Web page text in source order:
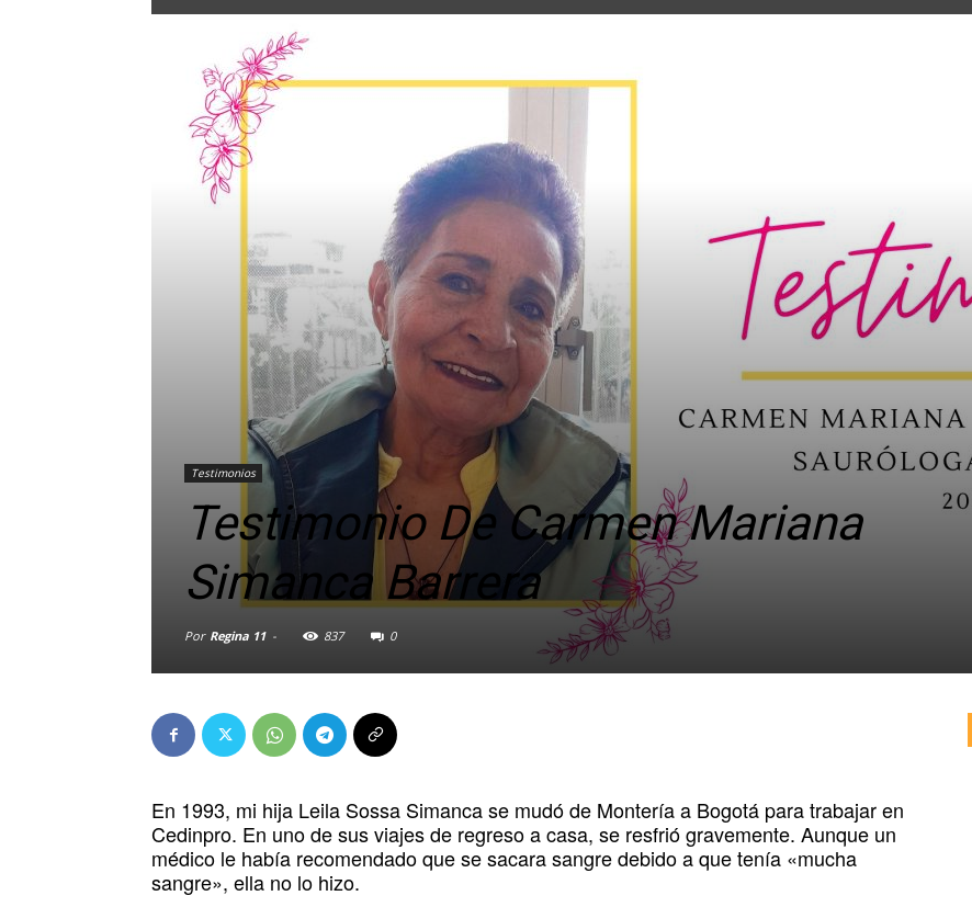
Testimonios
Testimonio De Carmen Mariana
Simanca Barrera
Por Regina 11 - 837 0
En 1993, mi hija Leila Sossa Simanca se mudó de Montería a Bogotá para trabajar en
Cedinpro. En uno de sus viajes de regreso a casa, se resfrió gravemente. Aunque un
médico le había recomendado que se sacara sangre debido a que tenía «mucha
sangre», ella no lo hizo.